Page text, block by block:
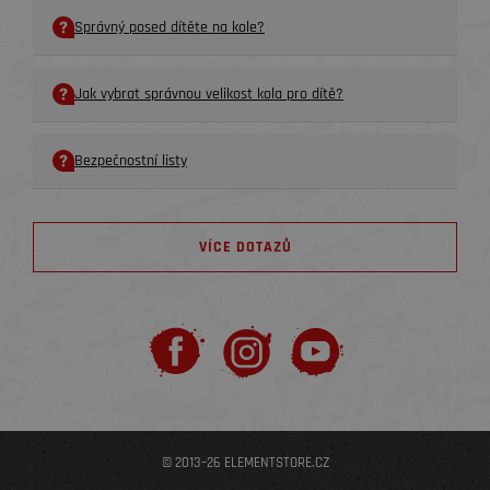
Správný posed dítěte na kole?
Jak vybrat správnou velikost kola pro dítě?
Bezpečnostní listy
VÍCE DOTAZŮ
© 2013–26 ELEMENTSTORE.CZ